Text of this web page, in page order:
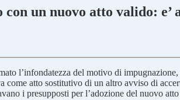
un nuovo atto valido: e’
l’infondatezza del motivo di
atto sostitutivo di un altro avviso di
i presupposti per l’adozione del nuovo